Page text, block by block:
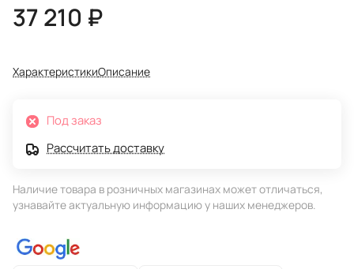
37 210 ₽
ХарактеристикиОписание
Под заказ
Рассчитать доставку
Наличие товара в розничных магазинах может отличаться,
узнавайте актуальную информацию у наших менеджеров.